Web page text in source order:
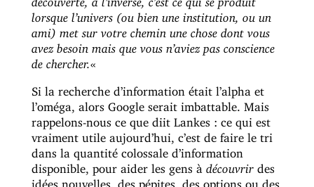
lorsque l’univers (ou bien une institution, ou un
ami) met sur votre chemin une chose dont vous
avez besoin mais que vous n’aviez pas conscience
de chercher.
Si la recherche d’information était l’alpha et
l’oméga, alors Google serait imbattable. Mais
rappelons-nous ce que diit Lankes : ce qui est
vraiment utile aujourd’hui, c’est de faire le tri
dans la quantité colossale d’information
disponible, pour aider les gens à
découvrir
des
idées nouvelles, des pépites, des options ou des